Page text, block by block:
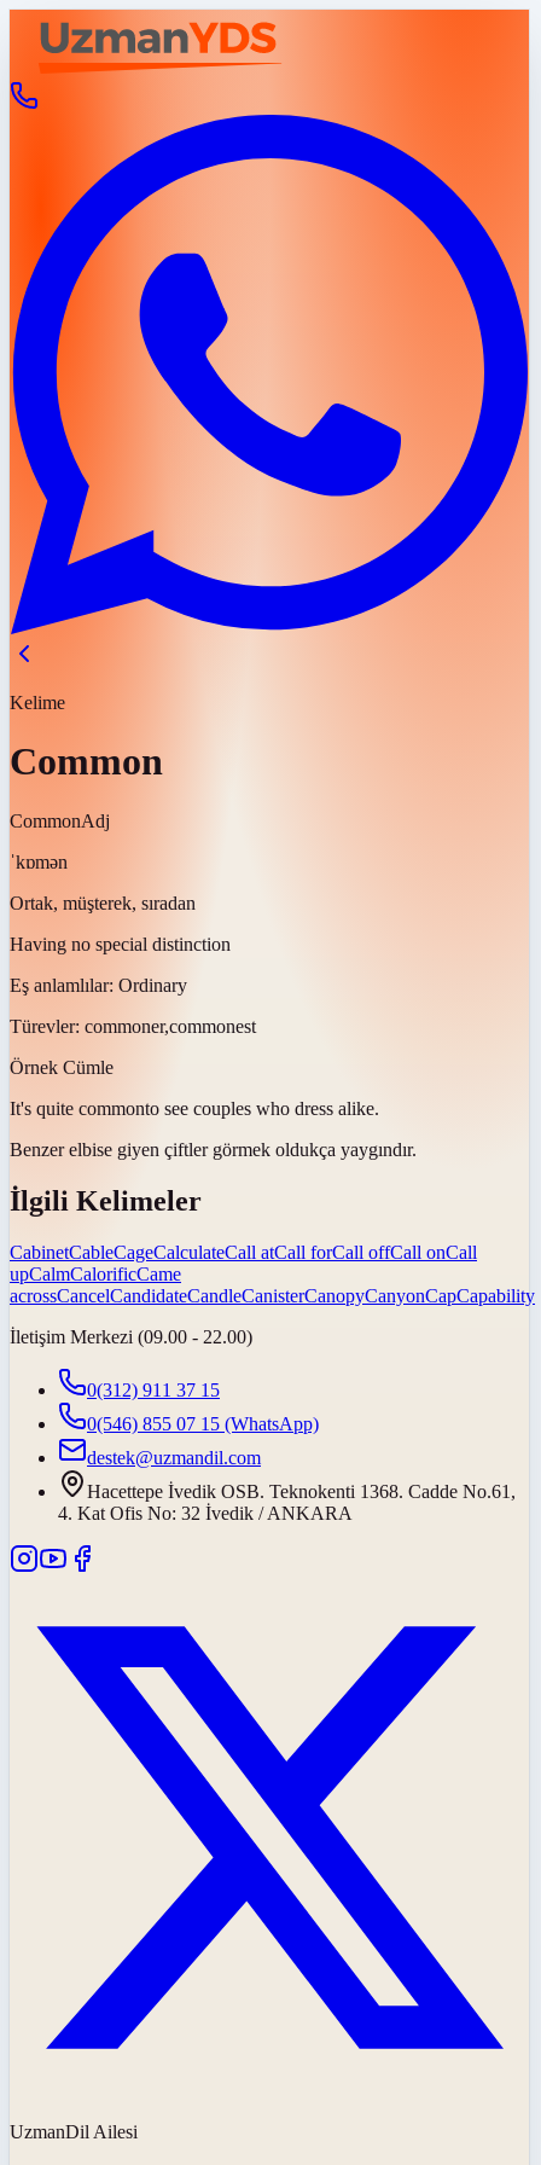
Kelime
Common
CommonAdj
ˈkɒmən
Ortak, müşterek, sıradan
Having no special distinction
Eş anlamlılar: Ordinary
Türevler: commoner,commonest
Örnek Cümle
It's quite commonto see couples who dress alike.
Benzer elbise giyen çiftler görmek oldukça yaygındır.
İlgili Kelimeler
CabinetCableCageCalculateCall atCall forCall offCall onCall
upCalmCalorificCame
acrossCancelCandidateCandleCanisterCanopyCanyonCapCapability
İletişim Merkezi (09.00 - 22.00)
0(312) 911 37 15
0(546) 855 07 15 (WhatsApp)
destek@uzmandil.com
Hacettepe İvedik OSB. Teknokenti 1368. Cadde No.61,
4. Kat Ofis No: 32 İvedik / ANKARA
UzmanDil Ailesi